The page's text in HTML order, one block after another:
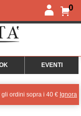
0
EVENTI
ordini sopra i 40 € Ignora